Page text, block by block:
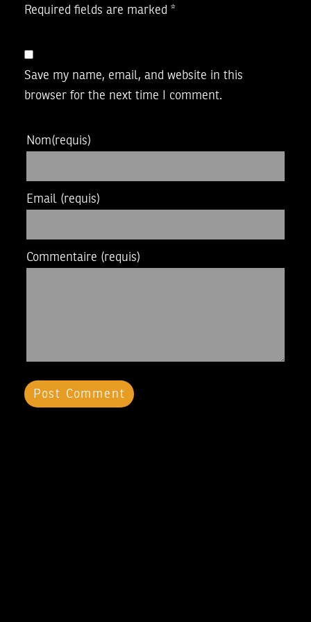
Required fields are marked *
Save my name, email, and website in this
browser for the next time I comment.
Nom(requis)
Email (requis)
Commentaire (requis)